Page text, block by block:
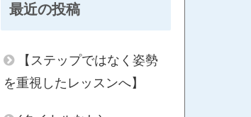
最近の投稿
【ステップではなく姿勢
を重視したレッスンへ】